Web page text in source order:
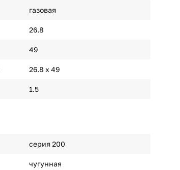
газовая
26.8
49
26.8 х 49
1.5
серия 200
чугунная